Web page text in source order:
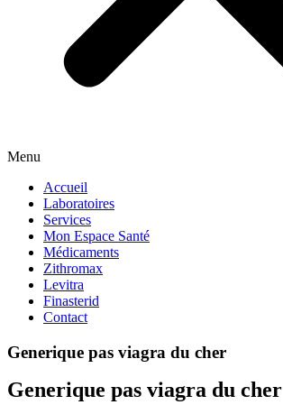
Menu
Accueil
Laboratoires
Services
Mon Espace Santé
Médicaments
Zithromax
Levitra
Finasterid
Contact
Generique pas viagra du cher
Generique pas viagra du cher